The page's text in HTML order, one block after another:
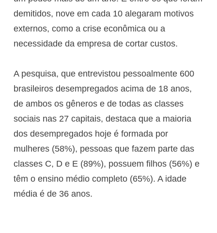
demitidos, nove em cada 10 alegaram motivos
externos, como a crise econômica ou a
necessidade da empresa de cortar custos.
A pesquisa, que entrevistou pessoalmente 600
brasileiros desempregados acima de 18 anos,
de ambos os gêneros e de todas as classes
sociais nas 27 capitais, destaca que a maioria
dos desempregados hoje é formada por
mulheres (58%), pessoas que fazem parte das
classes C, D e E (89%), possuem filhos (56%) e
têm o ensino médio completo (65%). A idade
média é de 36 anos.